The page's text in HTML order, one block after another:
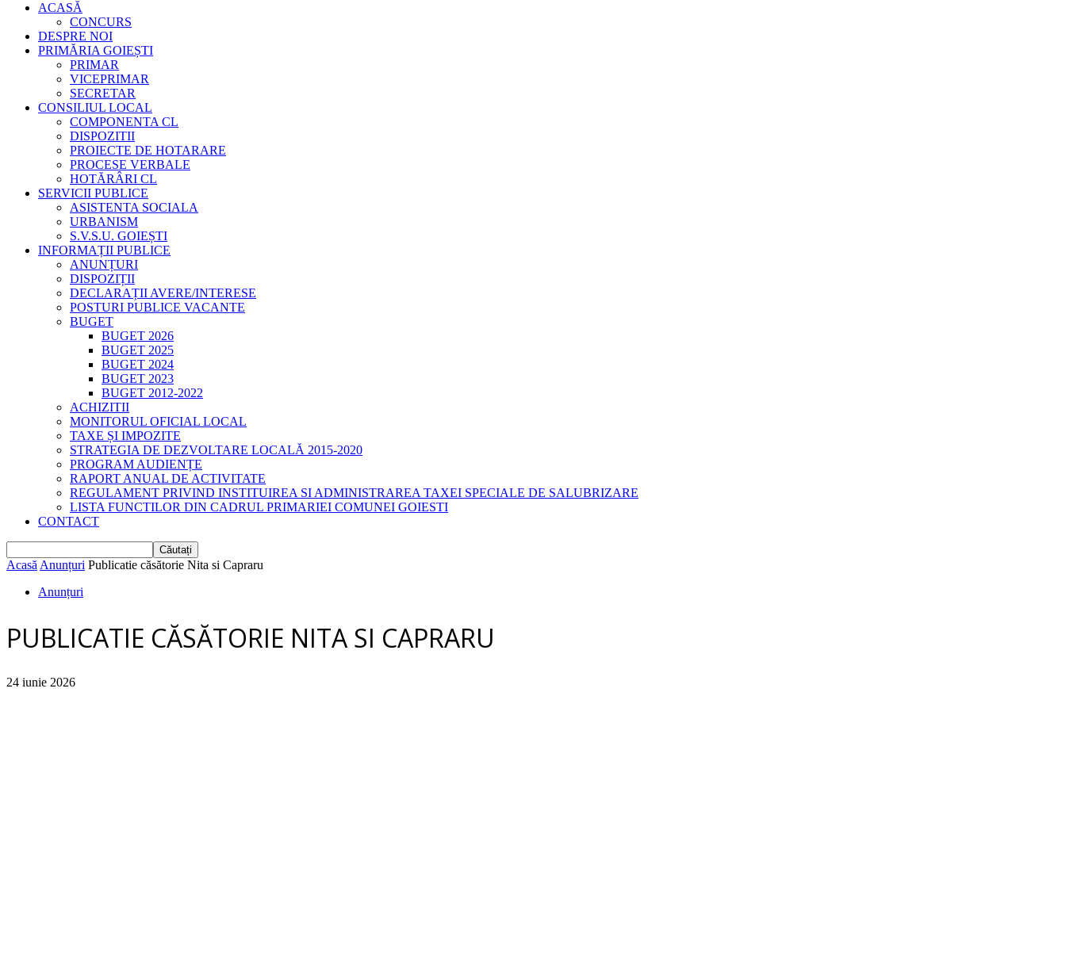
ACASĂ
CONCURS
DESPRE NOI
PRIMĂRIA GOIEȘTI
PRIMAR
VICEPRIMAR
SECRETAR
CONSILIUL LOCAL
COMPONENTA CL
DISPOZITII
PROIECTE DE HOTARARE
PROCESE VERBALE
HOTĂRÂRI CL
SERVICII PUBLICE
ASISTENTA SOCIALA
URBANISM
S.V.S.U. GOIEȘTI
INFORMAȚII PUBLICE
ANUNȚURI
DISPOZIȚII
DECLARAȚII AVERE/INTERESE
POSTURI PUBLICE VACANTE
BUGET
BUGET 2026
BUGET 2025
BUGET 2024
BUGET 2023
BUGET 2012-2022
ACHIZITII
MONITORUL OFICIAL LOCAL
TAXE ȘI IMPOZITE
STRATEGIA DE DEZVOLTARE LOCALĂ 2015-2020
PROGRAM AUDIENȚE
RAPORT ANUAL DE ACTIVITATE
REGULAMENT PRIVIND INSTITUIREA SI ADMINISTRAREA TAXEI SPECIALE DE SALUBRIZARE
LISTA FUNCTILOR DIN CADRUL PRIMARIEI COMUNEI GOIESTI
CONTACT
Acasă Anunțuri Publicatie căsătorie Nita si Capraru
Anunțuri
PUBLICATIE CĂSĂTORIE NITA SI CAPRARU
24 iunie 2026